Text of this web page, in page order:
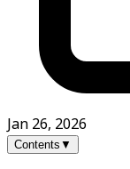
Jan 26, 2026
Contents ▼